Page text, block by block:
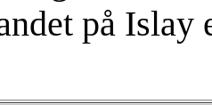
på Islay